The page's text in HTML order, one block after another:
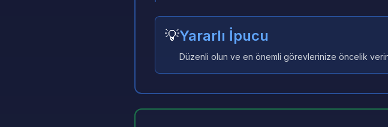
💡Yararlı İpucu
Düzenli olun ve en önemli görevlerinize öncelik